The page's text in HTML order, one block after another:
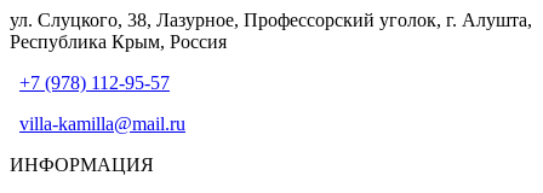
ул. Слуцкого, 38, Лазурное, Профессорский уголок, г. Алушта,
Республика Крым, Россия
+7 (978) 112-95-57
villa-kamilla@mail.ru
ИНФОРМАЦИЯ